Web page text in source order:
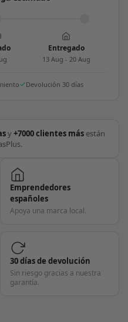
Entregado
13 Aug - 20 Aug
Devolución 30 días
y+7000 clientes más están
Emprendedores
españoles
Apoya una marca local.
30 días de devolución
Sin riesgo gracias a nuestra
garantía.